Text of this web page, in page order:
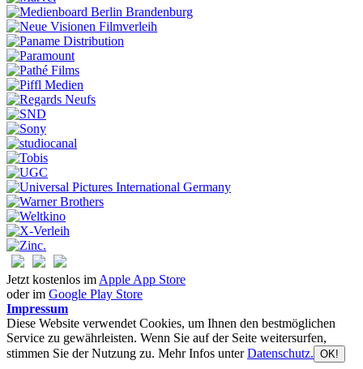
Jetzt kostenlos im Apple App Store
oder im Google Play Store
Impressum
Diese Website verwendet Cookies, um Ihnen den bestmöglichen
Service zu gewährleisten. Wenn Sie auf der Seite weitersurfen,
stimmen Sie der Nutzung zu. Mehr Infos unterDatenschutz. OK!